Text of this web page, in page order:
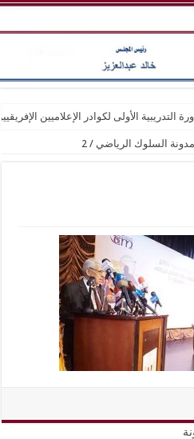
التدريبية الأولى لكوادر الإعلاميين
السلوك الرياضي /
2